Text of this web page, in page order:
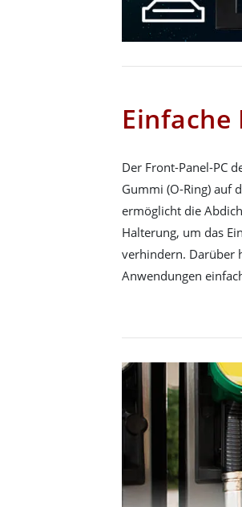
Der Front-Panel-PC
Gummi (O-Ring) auf
ermöglicht die
Halterung, um das
verhindern. Darüber
Anwendungen